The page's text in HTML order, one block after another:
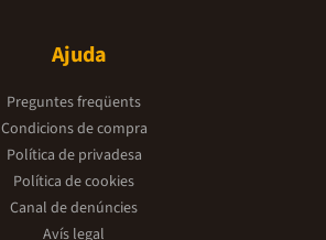
Ajuda
Preguntes freqüents
Condicions de compra
Política de privadesa
Política de cookies
Canal de denúncies
Avís legal